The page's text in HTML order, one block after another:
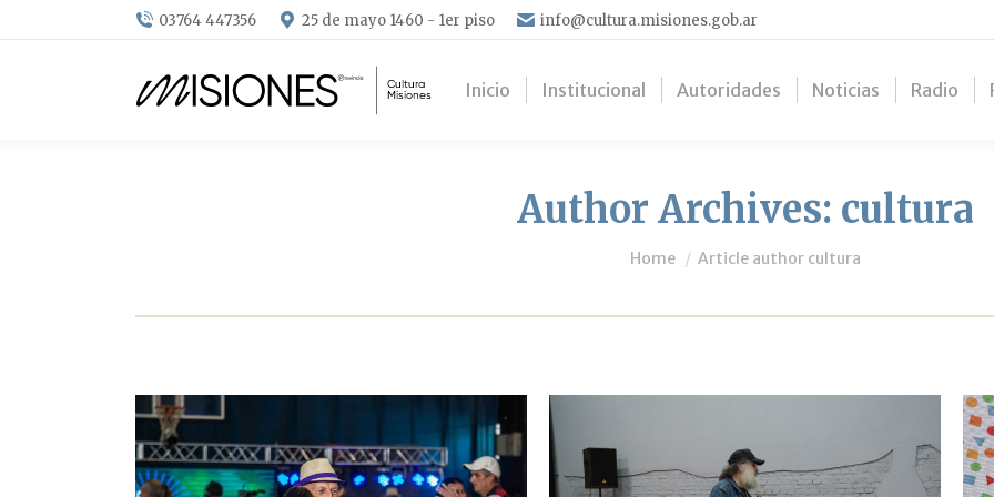
03764 447356 25 de mayo 1460 - 1er piso info@cultura.misiones.gob.ar
Inicio Institucional Autoridades Noticias Radio
Author Archives: cultura
You are here:
Home Article author cultura